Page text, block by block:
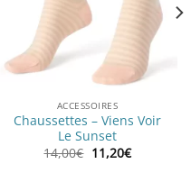
ACCESSOIRES
Chaussettes – Viens Voir
Le Sunset
14,00€ Le
prix
11,20€Le
prix